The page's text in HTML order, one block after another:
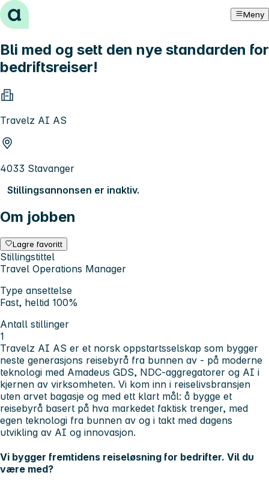
Hopp til innhold Meny
Bli med og sett den nye standarden for
bedriftsreiser!
Travelz AI AS
4033 Stavanger
Stillingsannonsen er inaktiv.
Om jobben
Lagre favoritt
Stillingstittel
Travel Operations Manager
Type ansettelse
Fast, heltid 100%
Antall stillinger
1
Travelz AI AS er et norsk oppstartsselskap som bygger
neste generasjons reisebyrå fra bunnen av - på moderne
teknologi med Amadeus GDS, NDC-aggregatorer og AI i
kjernen av virksomheten. Vi kom inn i reiselivsbransjen
uten arvet bagasje og med ett klart mål: å bygge et
reisebyrå basert på hva markedet faktisk trenger, med
egen teknologi fra bunnen av og i takt med dagens
utvikling av AI og innovasjon.
Vi bygger fremtidens reiseløsning for bedrifter. Vil du
være med?